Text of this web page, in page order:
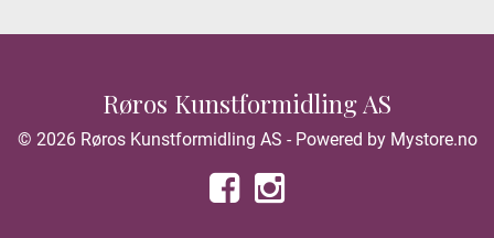
Røros Kunstformidling AS
© 2026 Røros Kunstformidling AS - Powered by Mystore.no